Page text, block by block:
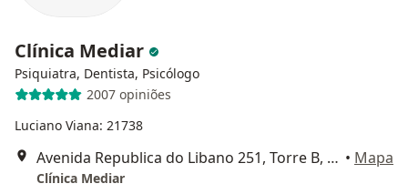
Clínica Mediar
Psiquiatra, Dentista, Psicólogo
2007 opiniões
Luciano Viana: 21738
Avenida Republica do Libano 251, Torre B, Sala 2301 a 2304. Empresarial Rio Mar Trade Center, Recife • Mapa
Clínica Mediar